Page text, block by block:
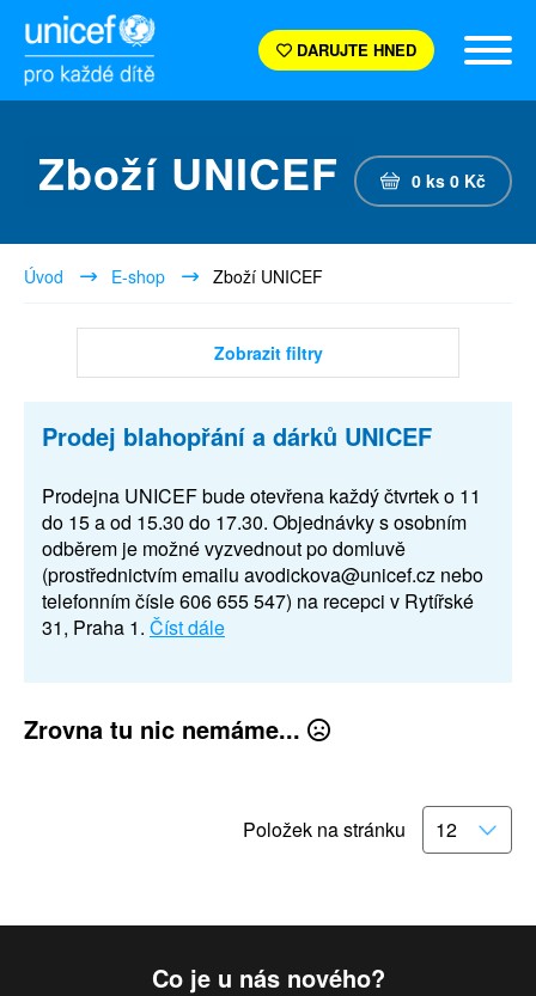
DARUJTE HNED
Zboží UNICEF 0 ks 0 Kč
Úvod E-shop Zboží UNICEF
Zobrazit filtry
Prodej blahopřání a dárků UNICEF
Prodejna UNICEF bude otevřena každý čtvrtek o 11
do 15 a od 15.30 do 17.30. Objednávky s osobním
odběrem je možné vyzvednout po domluvě
(prostřednictvím emailu avodickova@unicef.cz nebo
telefonním čísle 606 655 547) na recepci v Rytířské
31, Praha 1. Číst dále
Zrovna tu nic nemáme...
Položek na stránku
Co je u nás nového?